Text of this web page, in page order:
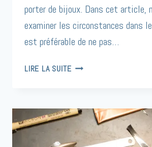
porter de bijoux. Dans cet article,
examiner les circonstances dans
est préférable de ne pas…
LIRE LA SUITEQUAND
DE
?